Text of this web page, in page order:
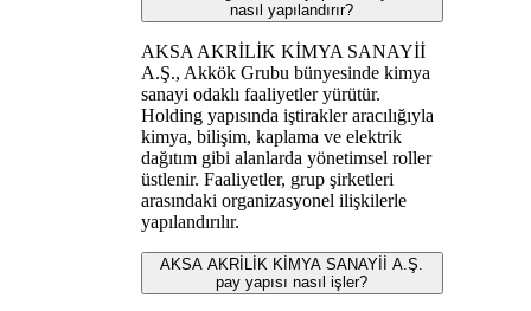
nasıl yapılandırır?
AKSA AKRİLİK KİMYA SANAYİİ
A.Ş., Akkök Grubu bünyesinde kimya
sanayi odaklı faaliyetler yürütür.
Holding yapısında iştirakler aracılığıyla
kimya, bilişim, kaplama ve elektrik
dağıtım gibi alanlarda yönetimsel roller
üstlenir. Faaliyetler, grup şirketleri
arasındaki organizasyonel ilişkilerle
yapılandırılır.
AKSA AKRİLİK KİMYA SANAYİİ A.Ş.
pay yapısı nasıl işler?